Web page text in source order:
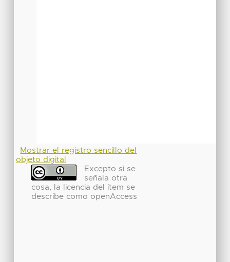
Mostrar el registro sencillo del
objeto digital
Excepto si se
señala otra
cosa, la licencia del ítem se
describe como openAccess